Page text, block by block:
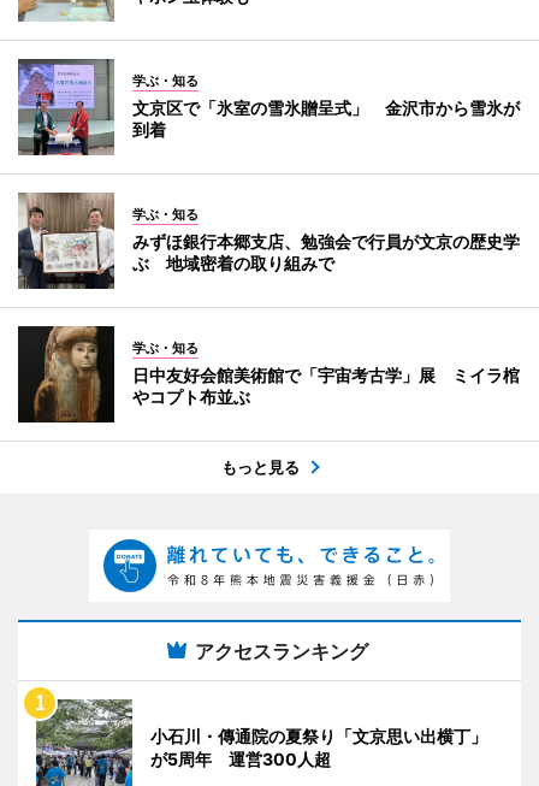
学ぶ・知る
文京区で「氷室の雪氷贈呈式」 金沢市から雪氷が
到着
学ぶ・知る
みずほ銀行本郷支店、勉強会で行員が文京の歴史学
ぶ 地域密着の取り組みで
学ぶ・知る
日中友好会館美術館で「宇宙考古学」展 ミイラ棺
やコプト布並ぶ
もっと見る
アクセスランキング
小石川・傳通院の夏祭り「文京思い出横丁」
が5周年 運営300人超